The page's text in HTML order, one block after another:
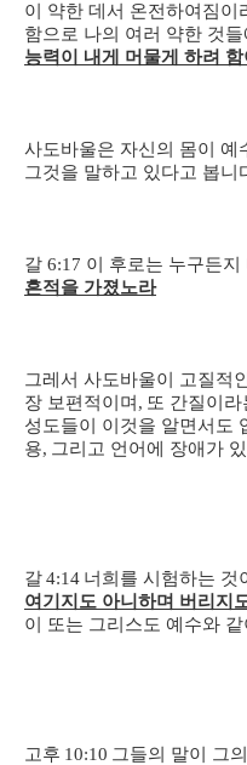
이 약한 데서 온전하여짐
함으로 나의 여러 약한 것
능력이 내게 머물게 하려
사도바울은 자신의 몸이 예
그것을 말하고 있다고 봅니
갈 6:17 이 후로는 누구든
흔적을 가졌노라
그레서 사도바울이 고질적
장 보편적이며, 또 간질이
성도들이 이것을 알면서도
용, 그리고 언어에 장애가
갈4:14 너희를 시험하는 것
여기지도 아니하며 버리지
이 또는 그리스도 예수와
고후 10:10 그들의 말이 그